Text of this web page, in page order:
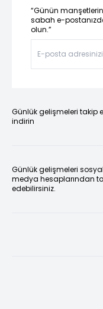
“Günün
sabah e-
olun.”
Günlük gelişmeleri takip
indirin
Günlük gelişmeleri sosyal
medya hesaplarından
edebilirsiniz.